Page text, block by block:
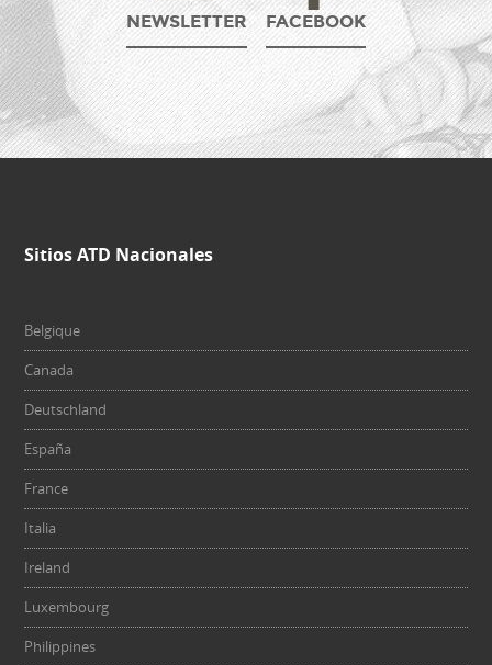
NEWSLETTER FACEBOOK
Sitios ATD Nacionales
Belgique
Canada
Deutschland
España
France
Italia
Ireland
Luxembourg
Philippines